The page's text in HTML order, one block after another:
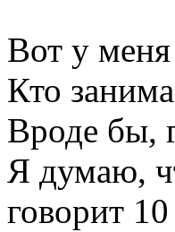
Вот у
Кто
Вроде бы,
Я думаю,
говорит